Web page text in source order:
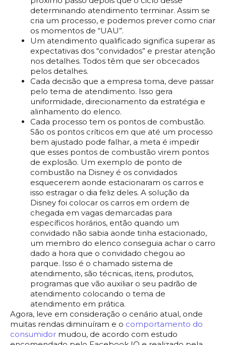
determinando atendimento terminar. Assim se
cria um processo, e podemos prever como criar
os momentos de “UAU”.
Um atendimento qualificado significa superar as
expectativas dos “convidados” e prestar atenção
nos detalhes. Todos têm que ser obcecados
pelos detalhes.
Cada decisão que a empresa toma, deve passar
pelo tema de atendimento. Isso gera
uniformidade, direcionamento da estratégia e
alinhamento do elenco.
Cada processo tem os pontos de combustão.
São os pontos críticos em que até um processo
bem ajustado pode falhar, a meta é impedir
que esses pontos de combustão virem pontos
de explosão. Um exemplo de ponto de
combustão na Disney é os convidados
esquecerem aonde estacionaram os carros e
isso estragar o dia feliz deles. A solução da
Disney foi colocar os carros em ordem de
chegada em vagas demarcadas para
específicos horários, então quando um
convidado não sabia aonde tinha estacionado,
um membro do elenco conseguia achar o carro
dado a hora que o convidado chegou ao
parque. Isso é o chamado sistema de
atendimento, são técnicas, itens, produtos,
programas que vão auxiliar o seu padrão de
atendimento colocando o tema de
atendimento em prática.
Agora, leve em consideração o cenário atual, onde
muitas rendas diminuíram e o comportamento do
consumidor mudou, de acordo com estudo